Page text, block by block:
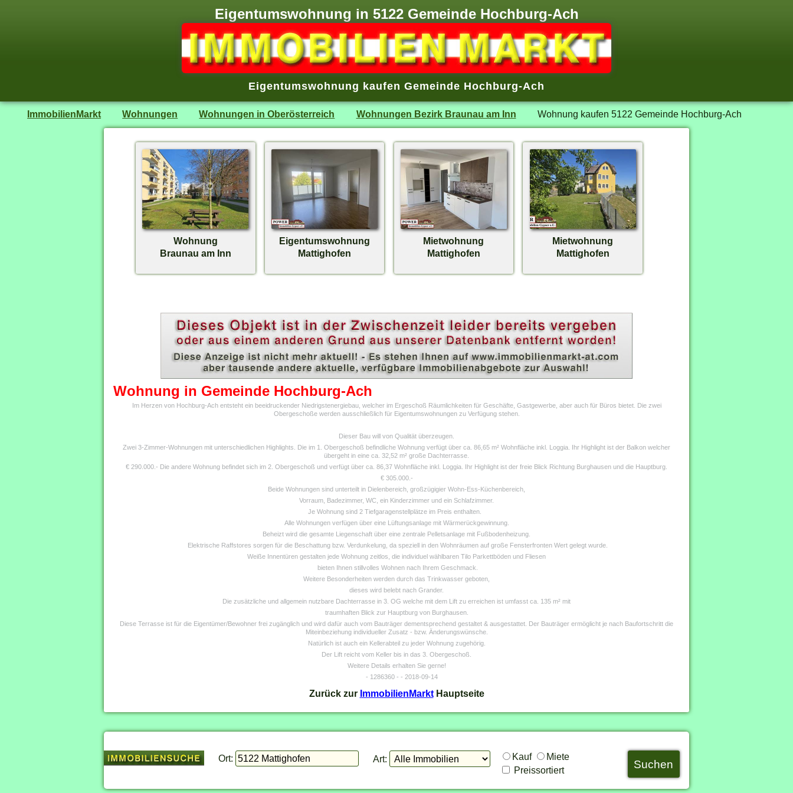
Eigentumswohnung in 5122 Gemeinde Hochburg-Ach
Eigentumswohnung kaufen Gemeinde Hochburg-Ach
ImmobilienMarkt Wohnungen Wohnungen in Oberösterreich Wohnungen Bezirk Braunau am Inn Wohnung kaufen 5122 Gemeinde Hochburg-Ach
Wohnung
Braunau am Inn
Eigentumswohnung
Mattighofen
Mietwohnung
Mattighofen
Mietwohnung
Mattighofen
Wohnung in Gemeinde Hochburg-Ach
Im Herzen von Hochburg-Ach entsteht ein beeidruckender Niedrigstenergiebau, welcher im Ergeschoß Räumlichkeiten für Geschäfte, Gastgewerbe, aber auch für Büros bietet. Die zwei
Obergeschoße werden ausschließlich für Eigentumswohnungen zu Verfügung stehen.
Dieser Bau will von Qualität überzeugen.
Zwei 3-Zimmer-Wohnungen mit unterschiedlichen Highlights. Die im 1. Obergeschoß befindliche Wohnung verfügt über ca. 86,65 m² Wohnfläche inkl. Loggia. Ihr Highlight ist der Balkon welcher
übergeht in eine ca. 32,52 m² große Dachterrasse.
€ 290.000.- Die andere Wohnung befindet sich im 2. Obergeschoß und verfügt über ca. 86,37 Wohnfläche inkl. Loggia. Ihr Highlight ist der freie Blick Richtung Burghausen und die Hauptburg.
€ 305.000.-
Beide Wohnungen sind unterteilt in Dielenbereich, großzügigier Wohn-Ess-Küchenbereich,
Vorraum, Badezimmer, WC, ein Kinderzimmer und ein Schlafzimmer.
Je Wohnung sind 2 Tiefgaragenstellplätze im Preis enthalten.
Alle Wohnungen verfügen über eine Lüftungsanlage mit Wärmerückgewinnung.
Beheizt wird die gesamte Liegenschaft über eine zentrale Pelletsanlage mit Fußbodenheizung.
Elektrische Raffstores sorgen für die Beschattung bzw. Verdunkelung, da speziell in den Wohnräumen auf große Fensterfronten Wert gelegt wurde.
Weiße Innentüren gestalten jede Wohnung zeitlos, die individuel wählbaren Tilo Parkettböden und Fliesen
bieten Ihnen stillvolles Wohnen nach Ihrem Geschmack.
Weitere Besonderheiten werden durch das Trinkwasser geboten,
dieses wird belebt nach Grander.
Die zusätzliche und allgemein nutzbare Dachterrasse in 3. OG welche mit dem Lift zu erreichen ist umfasst ca. 135 m² mit
traumhaften Blick zur Hauptburg von Burghausen.
Diese Terrasse ist für die Eigentümer/Bewohner frei zugänglich und wird dafür auch vom Bauträger dementsprechend gestaltet & ausgestattet. Der Bauträger ermöglicht je nach Baufortschritt die
Miteinbeziehung individueller Zusatz - bzw. Änderungswünsche.
Natürlich ist auch ein Kellerabteil zu jeder Wohnung zugehörig.
Der Lift reicht vom Keller bis in das 3. Obergeschoß.
Weitere Details erhalten Sie gerne!
- 1286360 - - 2018-09-14
Zurück zur ImmobilienMarktHauptseite
Ort: Art: Kauf
Miete
Preissortiert